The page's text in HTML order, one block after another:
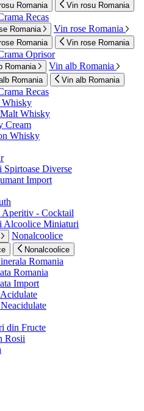
Romania Vin rosu Romania
Recas
Romania Vin rose Romania
Romania Vin rose Romania
Oprisor
Romania Vin alb Romania
Romania Vin alb Romania
Recas
Whisky
Whisky
Cream
Whisky
Spirtoase Diverse
Import
Aperitiv - Cocktail
Alcoolice Miniaturi
Nonalcoolice
Nonalcoolice
Romania
Romania
Import
din Fructe
Rosii